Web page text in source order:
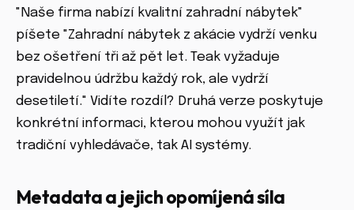
"Naše firma nabízí kvalitní zahradní nábytek"
píšete "Zahradní nábytek z akácie vydrží venku
bez ošetření tři až pět let. Teak vyžaduje
pravidelnou údržbu každý rok, ale vydrží
desetiletí." Vidíte rozdíl? Druhá verze poskytuje
konkrétní informaci, kterou mohou využít jak
tradiční vyhledávače, tak AI systémy.
Metadata a jejich opomíjená síla